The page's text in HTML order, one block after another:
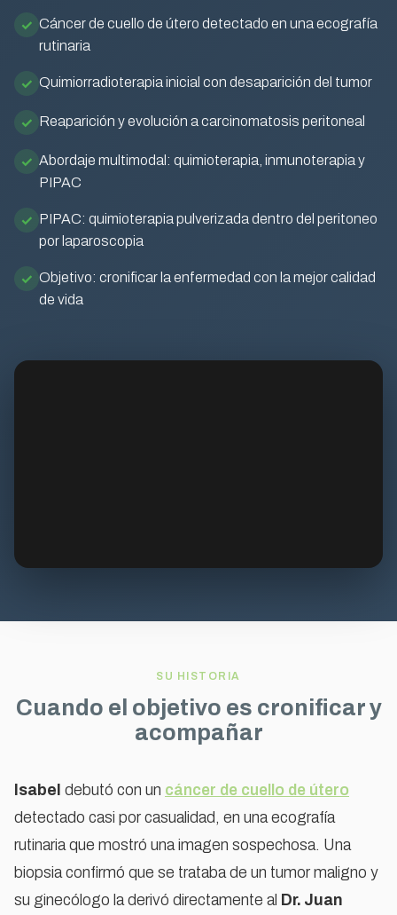
Cáncer de cuello de útero detectado en una ecografía
rutinaria
Quimiorradioterapia inicial con desaparición del tumor
Reaparición y evolución a carcinomatosis peritoneal
Abordaje multimodal: quimioterapia, inmunoterapia y
PIPAC
PIPAC: quimioterapia pulverizada dentro del peritoneo
por laparoscopia
Objetivo: cronificar la enfermedad con la mejor calidad
de vida
Para ver este vídeo acepta las cookies de
ACEPTAR COOKIES
SU HISTORIA
Cuando el objetivo es cronificar y
acompañar
Isabel debutó con un cáncer de cuello de útero
detectado casi por casualidad, en una ecografía
rutinaria que mostró una imagen sospechosa. Una
biopsia confirmó que se trataba de un tumor maligno y
su ginecólogo la derivó directamente al Dr. Juan